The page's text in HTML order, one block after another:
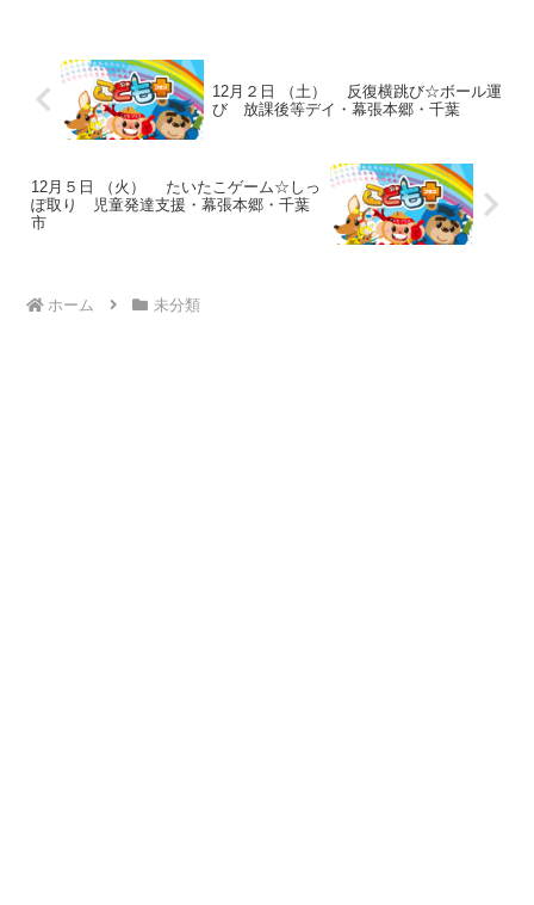
12月２日 （土） 反復横跳び☆ボール運
び 放課後等デイ・幕張本郷・千葉
12月５日 （火） たいたこゲーム☆しっ
ぽ取り 児童発達支援・幕張本郷・千葉
市
ホーム 未分類